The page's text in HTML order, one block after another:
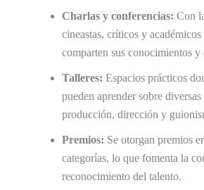
Charlas y conferencias: Con
cineastas, críticos y
comparten sus conocimientos y
Talleres: Espacios prácticos
pueden aprender sobre diversas
producción, dirección y
Premios: Se otorgan premios
categorías, lo que fomenta la
reconocimiento del talento.